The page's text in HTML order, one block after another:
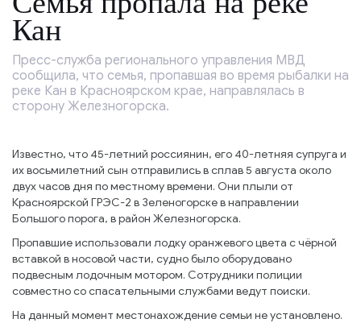
Кан
Пресс-служба регионального управления МВД
сообщила, что семья, пропавшая во время рыбалки на
реке Кан в Красноярском крае, направлялась в
сторону Железногорска.
Известно, что 45-летний россиянин, его 40-летняя супруга и
их восьмилетний сын отправились в сплав 5 августа около
двух часов дня по местному времени. Они плыли от
Красноярской ГРЭС-2 в Зеленогорске в направлении
Большого порога, в район Железногорска.
Пропавшие использовали лодку оранжевого цвета с чёрной
вставкой в носовой части, судно было оборудовано
подвесным лодочным мотором. Сотрудники полиции
совместно со спасательными службами ведут поиски.
На данный момент местонахождение семьи не установлено.